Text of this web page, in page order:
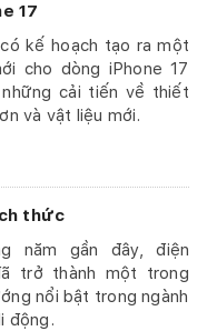
17
kế hoạch tạo ra một
cho dòng iPhone 17
cải tiến về thiết
và vật liệu mới.
thức
năm gần đây, điện
trở thành một trong
nổi bật trong ngành
động.